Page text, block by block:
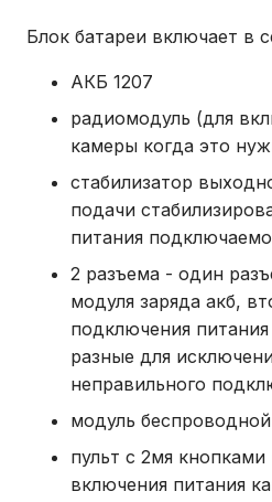
Блок батареи включает в
АКБ 1207
радиомодуль (для
камеры когда это
стабилизатор
подачи
питания
2 разъема - один
модуля заряда акб,
подключения
разные для
неправильного
модуль
пульт с 2мя кнопками
включения питания